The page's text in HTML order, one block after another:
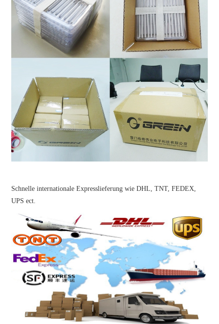
Schnelle internationale Expresslieferung wie DHL, TNT, FEDEX,
UPS ect.